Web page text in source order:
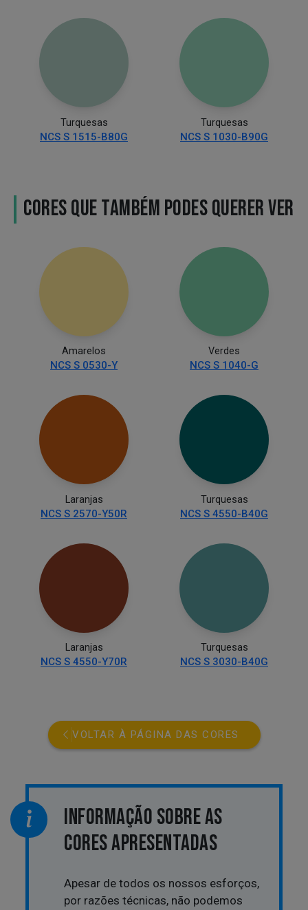
Turquesas
NCS S 1515-B80G
Turquesas
NCS S 1030-B90G
CORES QUE TAMBÉM PODES QUERER VER
Amarelos
NCS S 0530-Y
Verdes
NCS S 1040-G
Laranjas
NCS S 2570-Y50R
Turquesas
NCS S 4550-B40G
Laranjas
NCS S 4550-Y70R
Turquesas
NCS S 3030-B40G
VOLTAR À PÁGINA DAS CORES
INFORMAÇÃO SOBRE AS
CORES APRESENTADAS
Apesar de todos os nossos esforços,
por razões técnicas, não podemos